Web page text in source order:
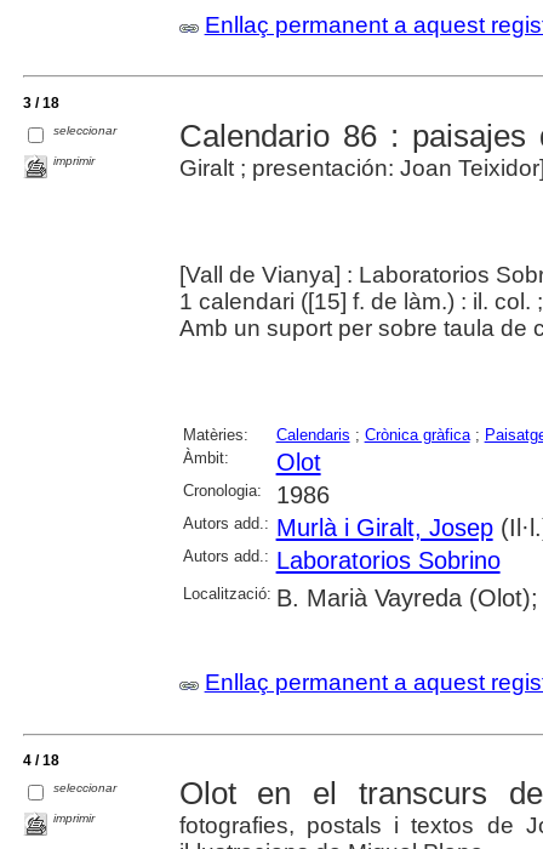
Enllaç permanent a aquest
3 / 18
seleccionar
imprimir
Calendario 86 : paisajes
Giralt ; presentación: Joan
[Vall de Vianya] : Laboratorios
1 calendari ([15] f. de làm.) : il. col.
Amb un suport per sobre taula de
Matèries: Calendaris ; Crònica gràfica;
Àmbit:
Olot
Cronologia: 1986
Autors add.: Murlà i Giralt, Josep
Autors add.: Laboratorios Sobrino
Localització: B. Marià Vayreda
Enllaç permanent a aquest
4 / 18
seleccionar
imprimir
Olot en el transcurs
fotografies, postals i textos de